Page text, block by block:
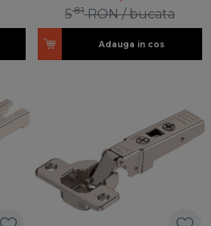
581 RON / bucata
Adauga in cos